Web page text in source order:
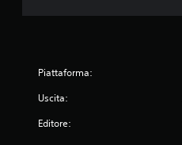
Piattaforma:
Uscita:
Editore: